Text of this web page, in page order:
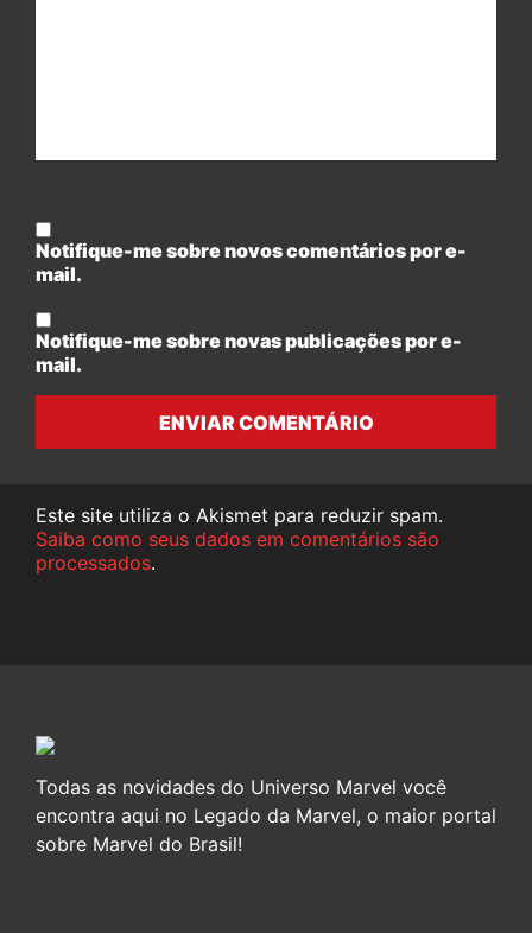
Notifique-me sobre novos comentários por e-
mail.
Notifique-me sobre novas publicações por e-
mail.
ENVIAR COMENTÁRIO
Este site utiliza o Akismet para reduzir spam.
Saiba como seus dados em comentários são
processados.
Todas as novidades do Universo Marvel você
encontra aqui no Legado da Marvel, o maior portal
sobre Marvel do Brasil!